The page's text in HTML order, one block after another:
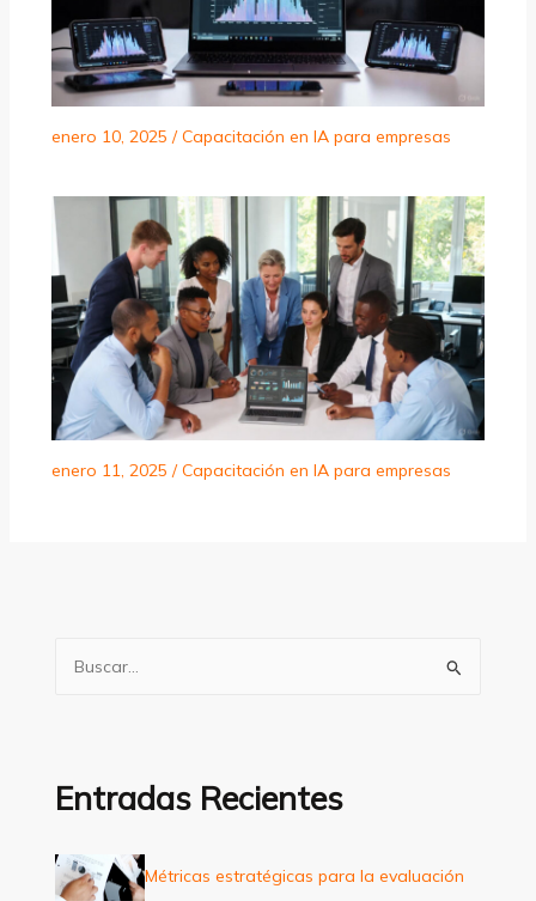
enero 10, 2025 /Capacitación en IA para empresas
enero 11, 2025 /Capacitación en IA para empresas
a
p
o
Entradas Recientes
Métricas estratégicas para la evaluación